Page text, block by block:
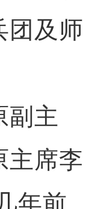
团及师
主
主席李
年前